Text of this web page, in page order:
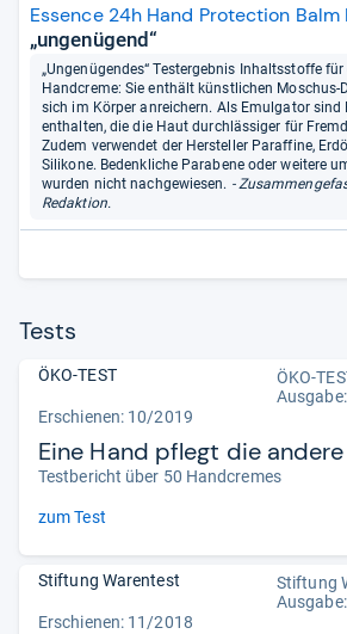
Essence 24h Hand Protection Balm
„ungenügend“
„Ungenügendes“ Testergebnis Inhaltsstoffe für
Handcreme: Sie enthält künstlichen Moschus-
sich im Körper anreichern. Als Emulgator sind
enthalten, die die Haut durchlässiger für
Zudem verwendet der Hersteller Paraffine,
Silikone. Bedenkliche Parabene oder weitere
wurden nicht nachgewiesen. -
Redaktion.
Tests
ÖKO-TEST
ÖKO-
Erschienen: 10/2019
Eine Hand pflegt die andere
Testbericht über 50 Handcremes
zum Test
Stiftung Warentest
Stiftung
Erschienen: 11/2018